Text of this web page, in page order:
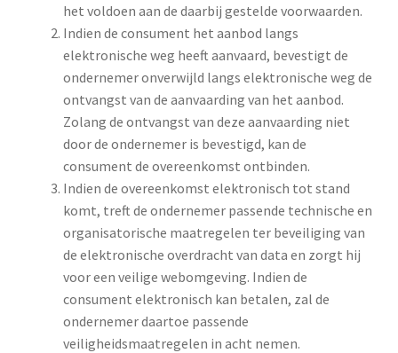
het voldoen aan de daarbij gestelde voorwaarden.
Indien de consument het aanbod langs
elektronische weg heeft aanvaard, bevestigt de
ondernemer onverwijld langs elektronische weg de
ontvangst van de aanvaarding van het aanbod.
Zolang de ontvangst van deze aanvaarding niet
door de ondernemer is bevestigd, kan de
consument de overeenkomst ontbinden.
Indien de overeenkomst elektronisch tot stand
komt, treft de ondernemer passende technische en
organisatorische maatregelen ter beveiliging van
de elektronische overdracht van data en zorgt hij
voor een veilige webomgeving. Indien de
consument elektronisch kan betalen, zal de
ondernemer daartoe passende
veiligheidsmaatregelen in acht nemen.